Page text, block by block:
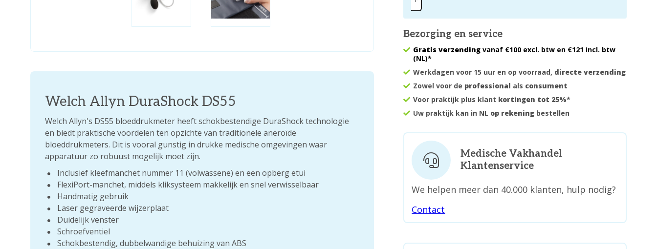
Bezorging en service
Gratis verzending vanaf €100 excl. btw en €121 incl. btw
(NL)*
Werkdagen voor 15 uur en op voorraad, directe verzending
Zowel voor de professional als consument
Voor praktijk plus klant kortingen tot 25%*
Uw praktijk kan in NL op rekening bestellen
Welch Allyn DuraShock DS55
Welch Allyn's DS55 bloeddrukmeter heeft schokbestendige DuraShock technologie
en biedt praktische voordelen ten opzichte van traditionele aneroïde
bloeddrukmeters. Dit is vooral gunstig in drukke medische omgevingen waar
apparatuur zo robuust mogelijk moet zijn.
Inclusief kleefmanchet nummer 11 (volwassene) en een opberg etui
FlexiPort-manchet, middels kliksysteem makkelijk en snel verwisselbaar
Handmatig gebruik
Laser gegraveerde wijzerplaat
Duidelijk venster
Schroefventiel
Schokbestendig, dubbelwandige behuizing van ABS
Medische Vakhandel
Klantenservice
We helpen meer dan 40.000 klanten, hulp nodig?
Contact